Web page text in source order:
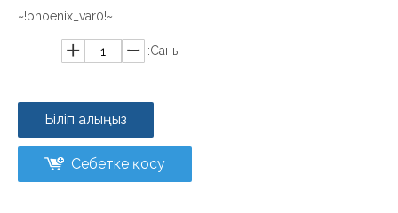
~!phoenix_var0!~
Саны:
Біліп алыңыз
Себетке қосу